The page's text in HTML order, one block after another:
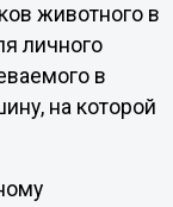
животного в
личного
в
на которой